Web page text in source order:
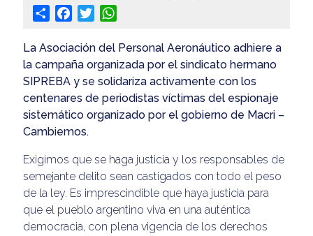
Share Facebook
Twitter
La Asociación del Personal Aeronáutico adhiere a
la campaña organizada por el sindicato hermano
SIPREBA y se solidariza activamente con los
centenares de periodistas víctimas del espionaje
sistemático organizado por el gobierno de Macri –
Cambiemos.
Exigimos que se haga justicia y los responsables de
semejante delito sean castigados con todo el peso
de la ley. Es imprescindible que haya justicia para
que el pueblo argentino viva en una auténtica
democracia, con plena vigencia de los derechos